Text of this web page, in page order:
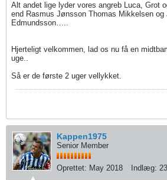
Alt andet lige lyder vores angreb Luca, Grot
end Rasmus Jønsson Thomas Mikkelsen og
Edmundsson…..
Hjerteligt velkommen, lad os nu få en
uge..
Så er de første 2 uger vellykket.
Kappen1975
Senior Member
Oprettet: May 2018 Indlæg: